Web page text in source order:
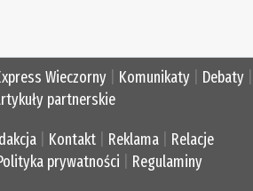
Wieczorny Komunikaty Debaty
partnerskie
Kontakt Reklama
Relacje
prywatności Regulaminy